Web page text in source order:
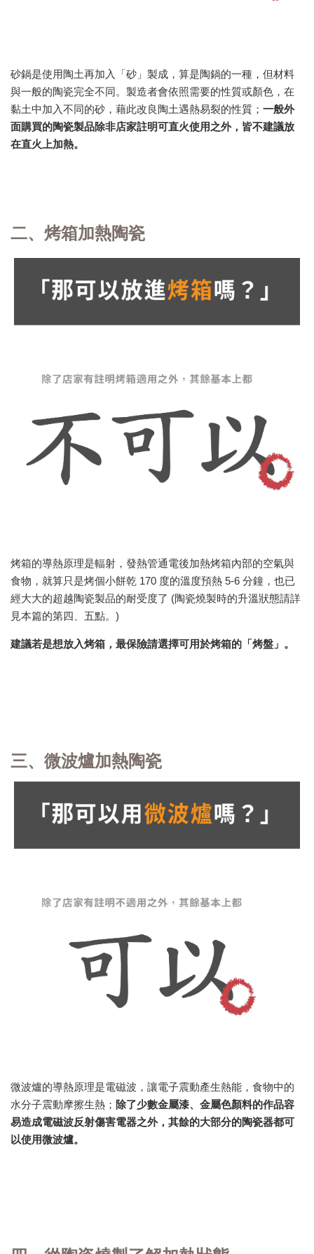
砂鍋是使用陶土再加入「砂」製成，算是陶鍋的一種，但材料
與一般的陶瓷完全不同。製造者會依照需要的性質或顏色，在
黏土中加入不同的砂，藉此改良陶土遇熱易裂的性質； 一般外
面購買的陶瓷製品除非店家註明可直火使用之外，皆不建議放
在直火上加熱。
二、烤箱加熱陶瓷
烤箱的導熱原理是輻射，發熱管通電後加熱烤箱內部的空氣與
食物，就算只是烤個小餅乾 170 度的溫度預熱 5-6 分鐘，也已
經大大的超越陶瓷製品的耐受度了 (陶瓷燒製時的升溫狀態請詳
見本篇的第四、五點。)
建議若是想放入烤箱，最保險請選擇可用於烤箱的「烤盤」。
三、微波爐加熱陶瓷
微波爐的導熱原理是電磁波，讓電子震動產生熱能，食物中的
水分子震動摩擦生熱； 除了少數金屬漆、金屬色顏料的作品容
易造成電磁波反射傷害電器之外，其餘的大部分的陶瓷器都可
以使用微波爐。